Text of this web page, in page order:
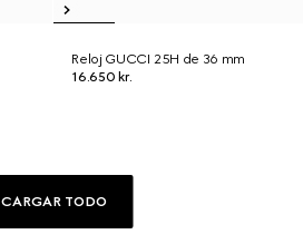
Reloj GUCCI 25H de 36 mm
16.650 kr.
CARGAR TODO